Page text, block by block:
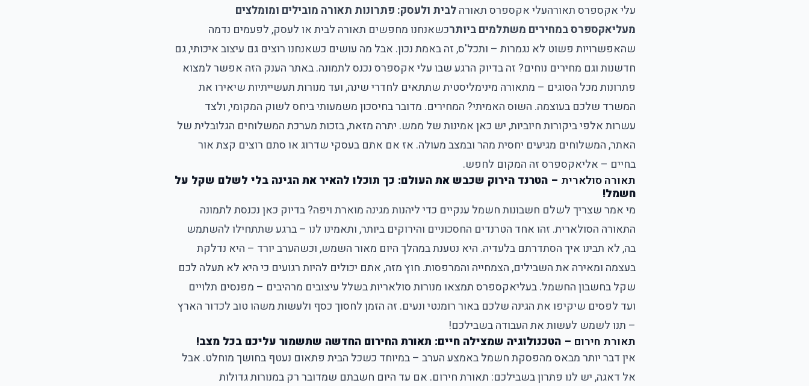
עלי אקספרס תאורהעלי אקספרס תאורהלבית ולעסק: פתרונות תאורה מובילים ומומלצים
מעליאקספרס במחירים משתלמים ביותרכשאנחנו מחפשים תאורה לבית או לעסק, לפעמים נדמה
שהאפשרויות פשוט לא נגמרות – ותכל'ס, זה באמת נכון. אבל מה עושים כשאנחנו רוצים גם עיצוב איכותי, גם
חדשנות וגם מחירים נוחים? זה בדיוק הרגע שבו עלי אקספרס נכנס לתמונה. באתר הענק הזה אפשר למצוא
פתרונות מכל הסוגים – מתאורה מינימליסטית שתתאים לחדרי שינה, ועד מנורות תעשייתיות שיאירו את
המשרד שלכם בעוצמה. השוס האמיתי? המחירים. מדובר בחיסכון משמעותי ביחס לשוק המקומי, ולצד
עשרות אלפי ביקורות חיוביות, יש כאן אמינות של ממש. יתרה מזאת, בזכות מערכת המשלוחים הגלובלית של
האתר, המשלוחים מגיעים יחסית מהר ובמצב מעולה. אז אם אתם בעסקי שדרוג או סתם רוצים קצת אור
בחיים – אליאקספרס זה המקום לחפש.
תאורה סולארית – הטרנד הירוק שכבש את העולם: כך תוכלו להאיר את הגינה בלי לשלם שקל על
חשמל!
מי אמר שצריך לשלם חשבונות חשמל ענקיים כדי ליהנות מגינה מוארת ויפה? בדיוק כאן נכנסת לתמונה
התאורה הסולארית. זהו אחד הטרנדים החסכוניים והירוקים ביותר, ותאמינו לנו – ברגע שתתחילו להשתמש
בה, לא תבינו איך הסתדרתם בלעדיה. היא נטענת במהלך היום מאור השמש, וכשהערב יורד – היא נדלקת
בעצמה ומאירה את השבילים, הצמחייה והמרפסות. חוץ מזה, אתם יכולים להיות רגועים כי היא לא תעלה לכם
שקל בחשבון החשמל. בעליאקספרס תמצאו מנורות סולאריות בשלל עיצובים מרהיבים – מפנסים תלויים
ועד לפסים שיקיפו את הגינה שלכם באור רומנטי ונעים. זה הזמן לחסוך כסף ולעשות משהו טוב לכדור הארץ
– תנו לשמש לעשות את העבודה בשבילכם!
תאורת חירום – הטכנולוגיה שמצילה חיים: תאורת החירום החדשה שתשמור עליכם בכל מצב!
אין דבר יותר מבאס מהפסקת חשמל באמצע הערב – במיוחד כשכל הבית פתאום נעטף בחושך מוחלט. אבל
אל דאגה, יש לנו פתרון בשבילכם: תאורת חירום. אם עד היום חשבתם שמדובר רק במנורות גדולות